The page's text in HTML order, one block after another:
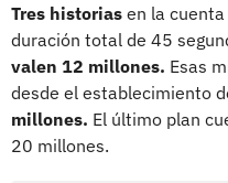
Tres historias en la
duración total de 45
valen 12 millones. Esas
desde el establecimiento
millones. El último plan
20 millones.